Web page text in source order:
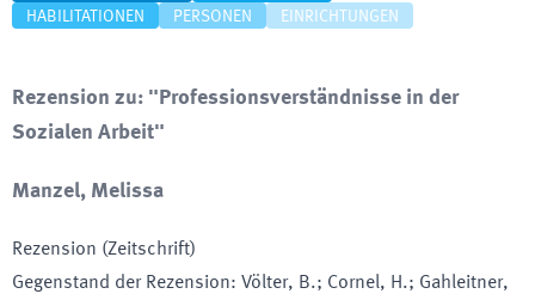
HABILITATIONEN
PERSONEN EINRICHTUNGEN
Rezension zu: "Professionsverständnisse in der
Sozialen Arbeit"
Manzel, Melissa
Rezension (Zeitschrift)
Gegenstand der Rezension: Völter, B.; Cornel, H.; Gahleitner,